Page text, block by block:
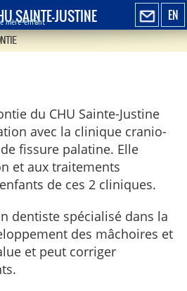
EN
SAINTE-JUSTINE
mère-enfant
du CHU Sainte-Justine
avec la clinique cranio-
fissure palatine. Elle
et aux traitements
de ces 2 cliniques.
dentiste spécialisé dans la
des mâchoires et
et peut corriger